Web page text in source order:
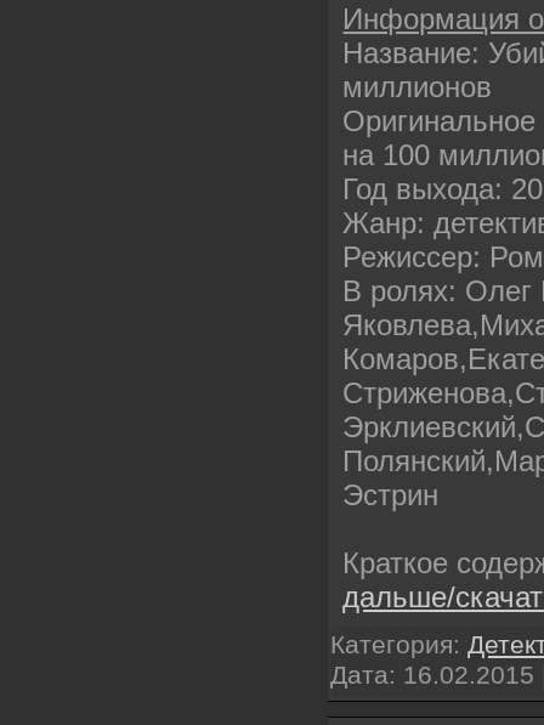
Информация
Название:
миллионов
Оригинальное
на 100
Год выхода:
Жанр:
Режиссер:
В ролях:
Эстрин
Краткое
дальше/
Категория:
Дата: 16.02.2015